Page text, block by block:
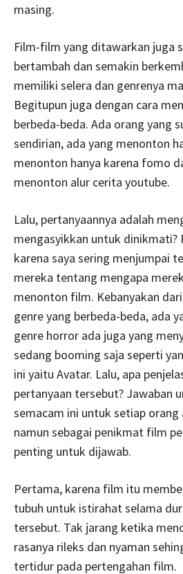
masing.
Film-film yang ditawarkan juga
bertambah dan semakin
memiliki selera dan genrenya
Begitupun juga dengan cara
berbeda-beda. Ada orang yang
sendirian, ada yang menonton
menonton hanya karena fomo
menonton alur cerita youtube.
Lalu, pertanyaannya adalah
mengasyikkan untuk dinikmati?
karena saya sering menjumpai
mereka tentang mengapa
menonton film. Kebanyakan
genre yang berbeda-beda, ada
genre horror ada juga yang
sedang booming saja seperti
ini yaitu Avatar. Lalu, apa
pertanyaan tersebut? Jawaban
semacam ini untuk setiap orang
namun sebagai penikmat film
penting untuk dijawab.
Pertama, karena film itu
tubuh untuk istirahat selama
tersebut. Tak jarang ketika
rasanya rileks dan nyaman
tertidur pada pertengahan film.